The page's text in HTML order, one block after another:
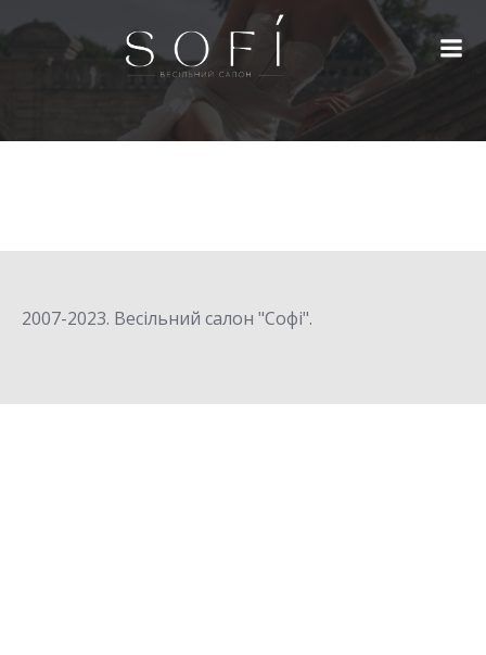
Перейти
к
содержимому
2007-2023. Весільний салон "Софі".